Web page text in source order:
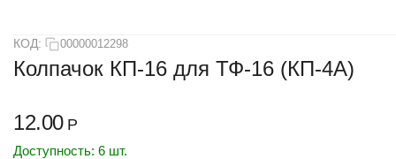
КОД: 00000012298
Колпачок КП-16 для ТФ-16 (КП-4А)
12.00 Р
Доступность: 6 шт.